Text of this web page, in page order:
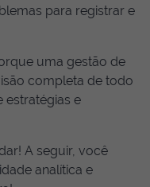
para registrar e
uma gestão de
completa de todo
estratégias e
A seguir, você
analítica e